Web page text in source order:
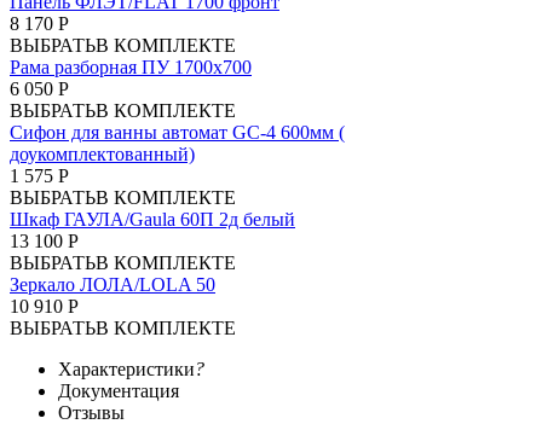
8 170 Р
ВЫБРАТЬВ КОМПЛЕКТЕ
Рама разборная ПУ 1700х700
6 050 Р
ВЫБРАТЬВ КОМПЛЕКТЕ
Сифон для ванны автомат GC-4 600мм (
доукомплектованный)
1 575 Р
ВЫБРАТЬВ КОМПЛЕКТЕ
Шкаф ГАУЛА/Gaula 60П 2д белый
13 100 Р
ВЫБРАТЬВ КОМПЛЕКТЕ
Зеркало ЛОЛА/LOLA 50
10 910 Р
ВЫБРАТЬВ КОМПЛЕКТЕ
Характеристики?
Документация
Отзывы